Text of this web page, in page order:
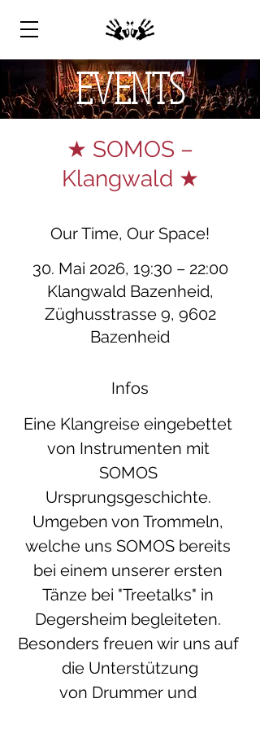
EVENTS
★ SOMOS –
Klangwald ★
Our Time, Our Space!
30. Mai 2026, 19:30 – 22:00
Klangwald Bazenheid,
Züghusstrasse 9, 9602
Bazenheid
Infos
Eine Klangreise eingebettet
von Instrumenten mit
SOMOS
Ursprungsgeschichte.
Umgeben von Trommeln,
welche uns SOMOS bereits
bei einem unserer ersten
Tänze bei "Treetalks" in
Degersheim begleiteten.
Besonders freuen wir uns auf
die Unterstützung
von Drummer und